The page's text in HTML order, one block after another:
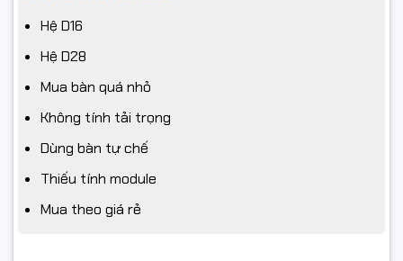
Hệ D16
Hệ D28
Mua bàn quá nhỏ
Không tính tải trọng
Dùng bàn tự chế
Thiếu tính module
Mua theo giá rẻ